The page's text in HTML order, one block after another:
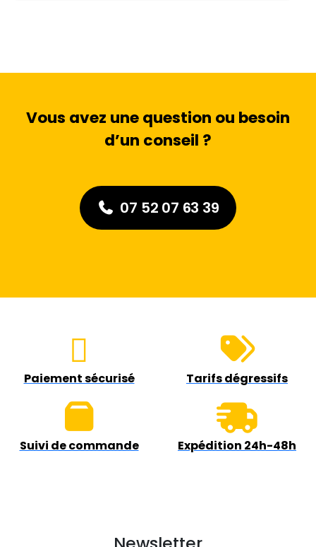
Vous avez une question ou besoin
d’un conseil ?
07 52 07 63 39
Paiement sécurisé Tarifs dégressifs
Suivi de commande Expédition 24h-48h